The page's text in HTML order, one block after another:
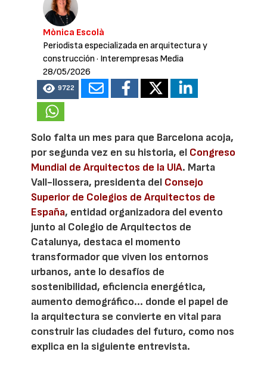
Mònica Escolà
Periodista especializada en arquitectura y
construcción · Interempresas Media
28/05/2026
9722
Solo falta un mes para que Barcelona acoja,
por segunda vez en su historia, el Congreso
Mundial de Arquitectos de la UIA. Marta
Vall-llossera, presidenta del Consejo
Superior de Colegios de Arquitectos de
España, entidad organizadora del evento
junto al Colegio de Arquitectos de
Catalunya, destaca el momento
transformador que viven los entornos
urbanos, ante lo desafíos de
sostenibilidad, eficiencia energética,
aumento demográfico... donde el papel de
la arquitectura se convierte en vital para
construir las ciudades del futuro, como nos
explica en la siguiente entrevista.